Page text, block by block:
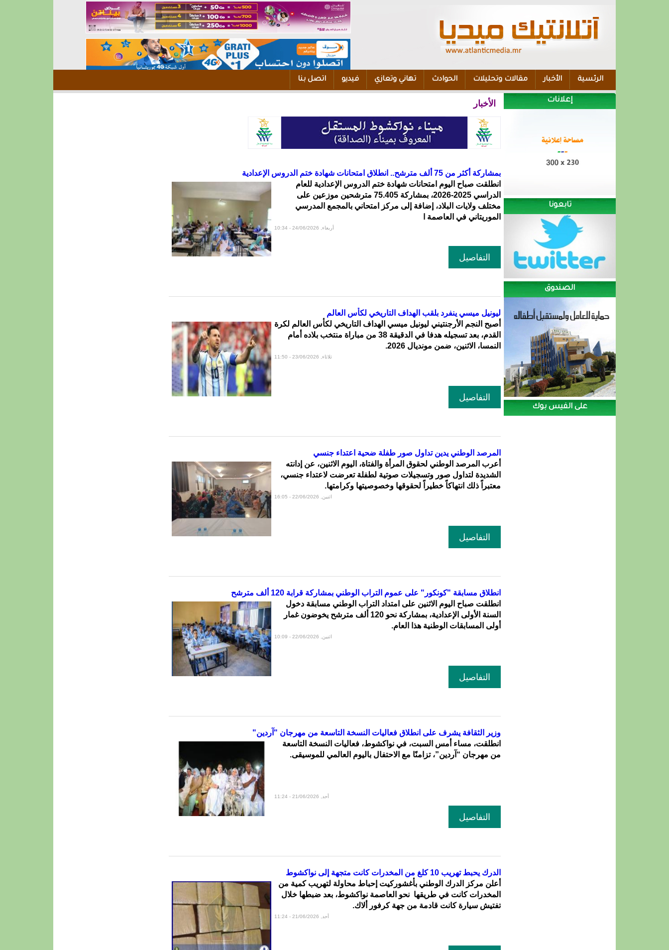
الرئسية الأخبار مقالات وتحليلات الحوادث تهاني وتعازي فيديو اتصل بنا
إعلانات
تابعونا
الصندوق
على الفيس بوك
الأخبار
بمشاركة أكثر من 75 ألف مترشح.. انطلاق امتحانات شهادة ختم الدروس الإعدادية
انطلقت صباح اليوم امتحانات شهادة ختم الدروس الإعدادية للعام
الدراسي 2025-2026، بمشاركة 75.405 مترشحين موزعين على
مختلف ولايات البلاد، إضافة إلى مركز امتحاني بالمجمع المدرسي
الموريتاني في العاصمة ا
أربعاء, 24/06/2026 - 10:34
التفاصيل
ليونيل ميسي ينفرد بلقب الهداف التاريخي لكأس العالم
أصبح النجم الأرجنتيني ليونيل ميسي الهداف التاريخي لكأس العالم لكرة
القدم، بعد تسجيله هدفا في الدقيقة 38 من مباراة منتخب بلاده أمام
النمسا، الاثنين، ضمن مونديال 2026.
ثلاثاء, 23/06/2026 - 11:50
التفاصيل
المرصد الوطني يدين تداول صور طفلة ضحية اعتداء جنسي
أعرب المرصد الوطني لحقوق المرأة والفتاة، اليوم الاثنين، عن إدانته
الشديدة لتداول صور وتسجيلات صوتية لطفلة تعرضت لاعتداء جنسي،
معتبراً ذلك انتهاكاً خطيراً لحقوقها وخصوصيتها وكرامتها.
اثنين, 22/06/2026 - 16:05
التفاصيل
انطلاق مسابقة "كونكور" على عموم التراب الوطني بمشاركة قرابة 120 ألف مترشح
انطلقت صباح اليوم الاثنين على امتداد التراب الوطني مسابقة دخول
السنة الأولى الإعدادية، بمشاركة نحو 120 ألف مترشح يخوضون غمار
أولى المسابقات الوطنية هذا العام.
اثنين, 22/06/2026 - 10:09
التفاصيل
وزير الثقافة يشرف على انطلاق فعاليات النسخة التاسعة من مهرجان "آردين"
انطلقت، مساء أمس السبت، في نواكشوط، فعاليات النسخة التاسعة
من مهرجان “آردين”، تزامنًا مع الاحتفال باليوم العالمي للموسيقى.
أحد, 21/06/2026 - 11:24
التفاصيل
الدرك يحبط تهريب 10 كلغ من المخدرات كانت متجهة إلى نواكشوط
أعلن مركز الدرك الوطني بأغشوركيت إحباط محاولة لتهريب كمية من
المخدرات كانت في طريقها نحو العاصمة نواكشوط، بعد ضبطها خلال
تفتيش سيارة كانت قادمة من جهة كرفور ألاك.
أحد, 21/06/2026 - 11:24